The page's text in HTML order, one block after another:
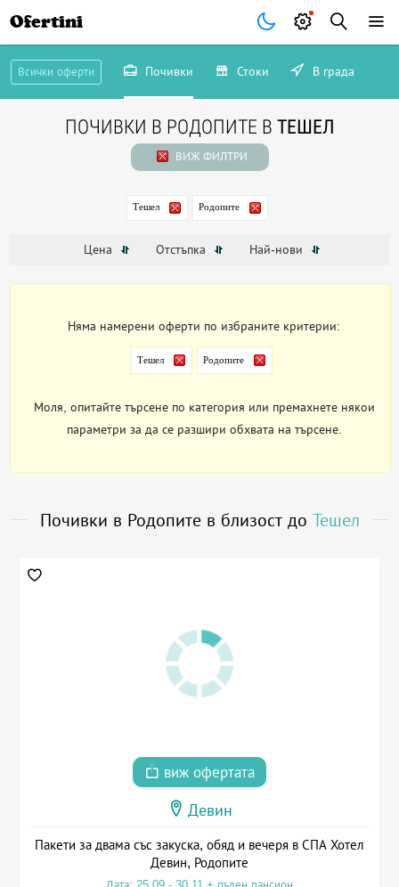
Ofertini
Всички оферти Почивки Стоки В града
ПОЧИВКИ В РОДОПИТЕ В ТЕШЕЛ
ВИЖ ФИЛТРИ
Тешел Родопите
Цена Отстъпка Най-нови
Няма намерени оферти по избраните критерии:
Тешел Родопите
Моля, опитайте търсене по категория или премахнете някои
параметри за да се разшири обхвата на търсене.
Почивки в Родопите в близост до Тешел
виж офертата
Девин
Пакети за двама със закуска, обяд и вечеря в СПА Хотел
Девин, Родопите